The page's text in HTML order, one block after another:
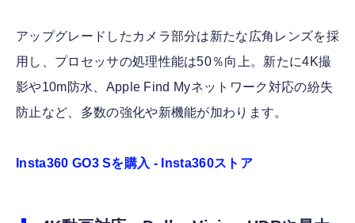
アップグレードしたカメラ部分は新たな広角レンズを採
用し、プロセッサの処理性能は50％向上。新たに4K撮
影や10m防水、Apple Find Myネットワーク対応の紛失
防止など、多数の強化や新機能が加わります。
Insta360 GO3 Sを購入 - Insta360ストア